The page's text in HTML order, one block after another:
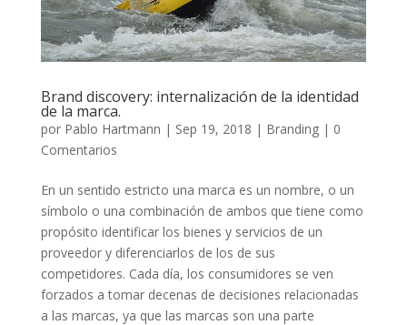
Brand discovery: internalización de la identidad
de la marca.
por Pablo Hartmann | Sep 19, 2018 | Branding| 0
Comentarios
En un sentido estricto una marca es un nombre, o un
símbolo o una combinación de ambos que tiene como
propósito identificar los bienes y servicios de un
proveedor y diferenciarlos de los de sus
competidores. Cada día, los consumidores se ven
forzados a tomar decenas de decisiones relacionadas
a las marcas, ya que las marcas son una parte